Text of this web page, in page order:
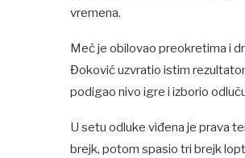
vremena.
Meč je obilovao preokretima i
Đoković uzvratio istim
podigao nivo igre i izborio
U setu odluke viđena je prava
brejk, potom spasio tri brejk